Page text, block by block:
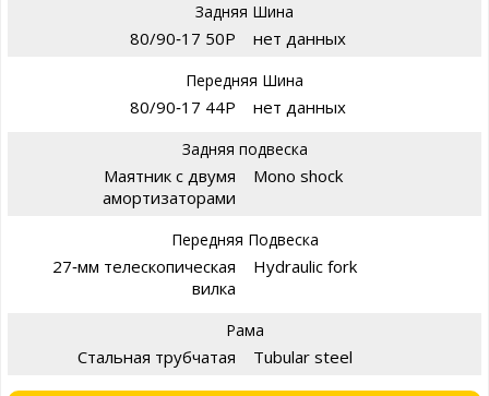
Задняя Шина
80/90‑17 50P нет данных
Передняя Шина
80/90‑17 44P нет данных
Задняя подвеска
Маятник с двумя
амортизаторами
Mono shock
Передняя Подвеска
27‑мм телескопическая
вилка
Hydraulic fork
Рама
Стальная трубчатая Tubular steel